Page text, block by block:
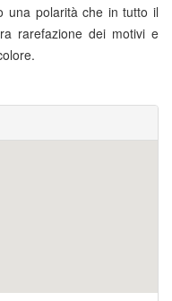
una polarità che in tutto il
rarefazione dei motivi e